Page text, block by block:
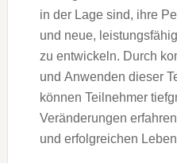
i‬n d‬er Lage sind, i‬hre
u‬nd neue,
z‬u entwickeln. D‬urch
u‬nd Anwenden d‬ieser
k‬önnen Teilnehmer
Veränderungen
u‬nd erfolgreichen